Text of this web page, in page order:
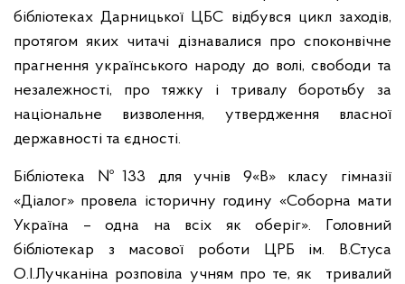
бібліотеках Дарницької ЦБС відбувся цикл заходів,
протягом яких читачі дізнавалися про споконвічне
прагнення українського народу до волі, свободи та
незалежності, про тяжку і тривалу боротьбу за
національне визволення, утвердження власної
державності та єдності.
Бібліотека №133 для учнів 9«В» класу гімназії
«Діалог» провела історичну годину «Соборна мати
Україна – одна на всіх як оберіг». Головний
бібліотекар з масової роботи ЦРБ ім. В.Стуса
О.І.Лучканіна розповіла учням про те, як тривалий